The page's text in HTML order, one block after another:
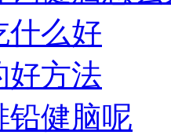
什么好
好方法
铅健脑呢